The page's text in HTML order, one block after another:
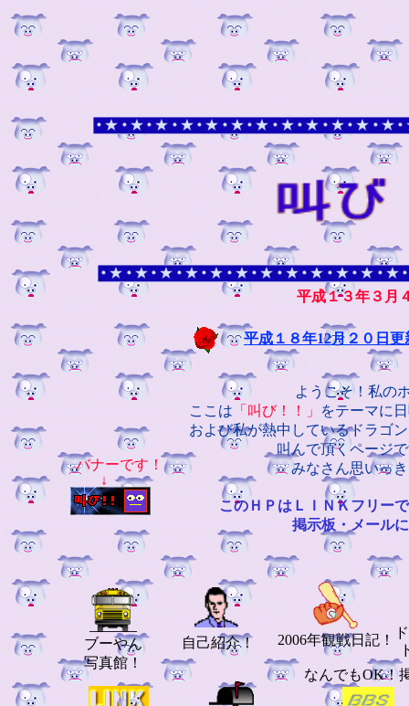
自己紹介！
平成１３年３月
このＨＰはＬＩＮＫフリー
掲示板・メールにて
2006年観戦日記！
なんでもOK！
ようこそ！私のホ
ここは 「叫び！！」
をテーマに
および私が熱中しているドラゴ
叫んで頂くページです！
みなさん思いっきり叫
平成１８年12月２０日更
バナーです！
↓
ブーやん
写真館！